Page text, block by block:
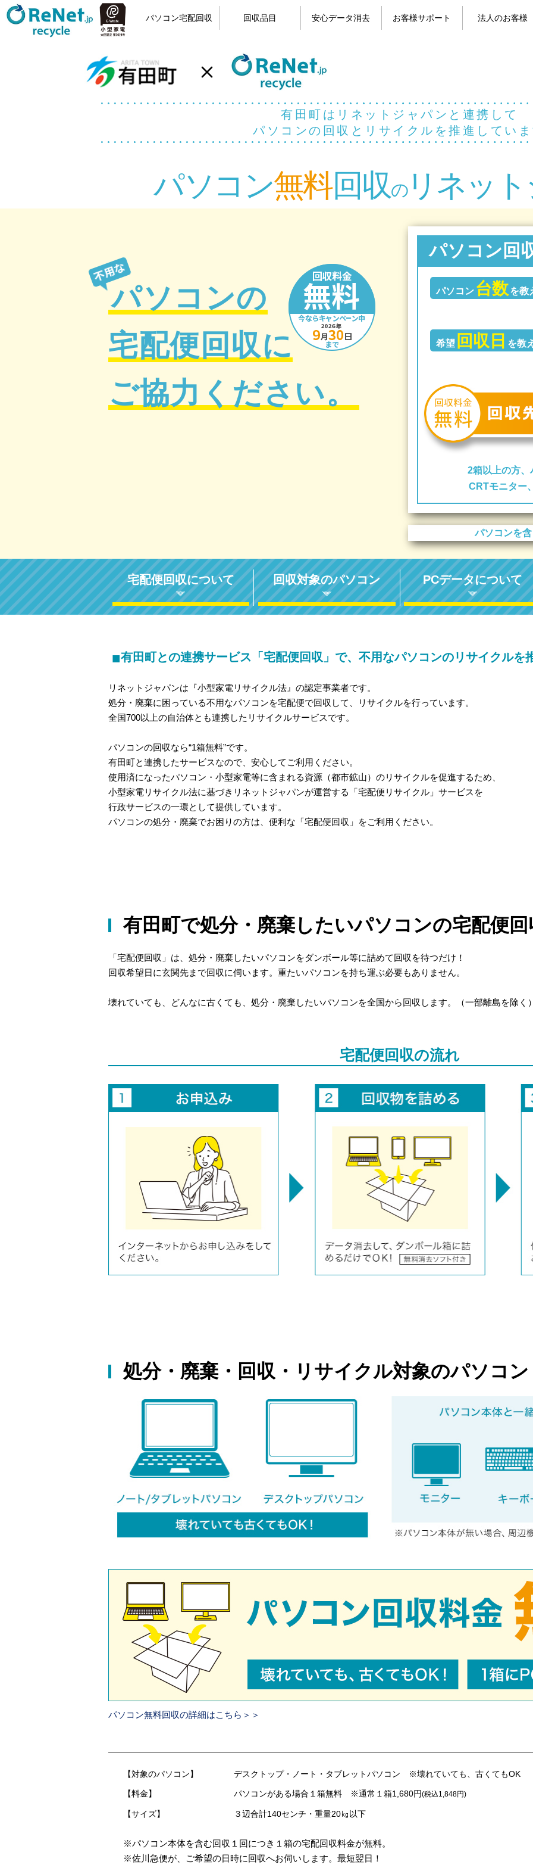
パソコン宅配回収 回収品目 安心データ消去 お客様サポート 法人のお客様
有田町はリネットジャパンと連携して
パソコンの回収とリサイクルを推進していま
パソコン無料回収のリネッ
パソコンの
宅配便回収に
ご協力ください。
パソコン回
パソコン 台数 を教
希望 回収日 を教
2箱以上の方、
CRTモニター
パソコンを
宅配便回収について 回収対象のパソコン PCデータについて
■有田町との連携サービス「宅配便回収」で、不用なパソコンのリサイクルを
リネットジャパンは『小型家電リサイクル法』の認定事業者です。
処分・廃棄に困っている不用なパソコンを宅配便で回収して、リサイクルを行っています。
全国700以上の自治体とも連携したリサイクルサービスです。
パソコンの回収なら“1箱無料”です。
有田町と連携したサービスなので、安心してご利用ください。
使用済になったパソコン・小型家電等に含まれる資源（都市鉱山）のリサイクルを促進するため、
小型家電リサイクル法に基づきリネットジャパンが運営する「宅配便リサイクル」サービスを
行政サービスの一環として提供しています。
パソコンの処分・廃棄でお困りの方は、便利な「宅配便回収」をご利用ください。
有田町で処分・廃棄したいパソコンの宅配便
「宅配便回収」は、処分・廃棄したいパソコンをダンボール等に詰めて回収を待つだけ！
回収希望日に玄関先まで回収に伺います。重たいパソコンを持ち運ぶ必要もありません。
壊れていても、どんなに古くても、処分・廃棄したいパソコンを全国から回収します。（一部離島を除く）
宅配便回収の流れ
処分・廃棄・回収・リサイクル対象のパソコン
パソコン無料回収の詳細はこちら＞＞
【対象のパソコン】 デスクトップ・ノート・タブレットパソコン ※壊れていても、古くてもOK
【料金】 パソコンがある場合１箱無料 ※通常１箱1,680円(税込1,848円)
【サイズ】 ３辺合計140センチ・重量20㎏以下
※パソコン本体を含む回収１回につき１箱の宅配回収料金が無料。
※佐川急便が、ご希望の日時に回収へお伺いします。最短翌日！